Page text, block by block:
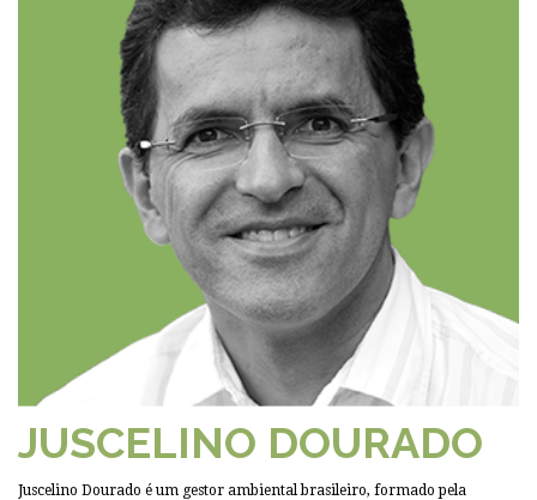
JUSCELINO DOURADO
Juscelino Dourado é um gestor ambiental brasileiro, formado pela